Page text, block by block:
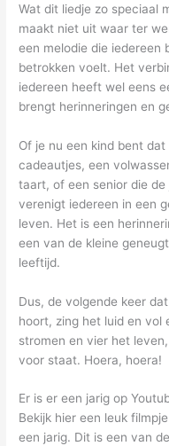
Wat dit liedje zo speciaal
maakt niet uit waar ter
een melodie die iedereen
betrokken voelt. Het
iedereen heeft wel eens
brengt herinneringen en
Of je nu een kind bent
cadeautjes, een
taart, of een senior die de
verenigt iedereen in een
leven. Het is een
een van de kleine
leeftijd.
Dus, de volgende keer
hoort, zing het luid en vol
stromen en vier het
voor staat. Hoera, hoera!
Er is er een jarig op
Bekijk hier een leuk
een jarig. Dit is een van